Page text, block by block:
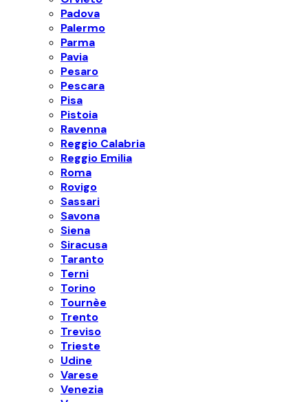
Padova
Palermo
Parma
Pavia
Pesaro
Pescara
Pisa
Pistoia
Ravenna
Reggio Calabria
Reggio Emilia
Roma
Rovigo
Sassari
Savona
Siena
Siracusa
Taranto
Terni
Torino
Tournèe
Trento
Treviso
Trieste
Udine
Varese
Venezia